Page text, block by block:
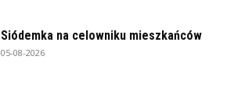
Siódemka na celowniku mieszkańców
05-08-2026